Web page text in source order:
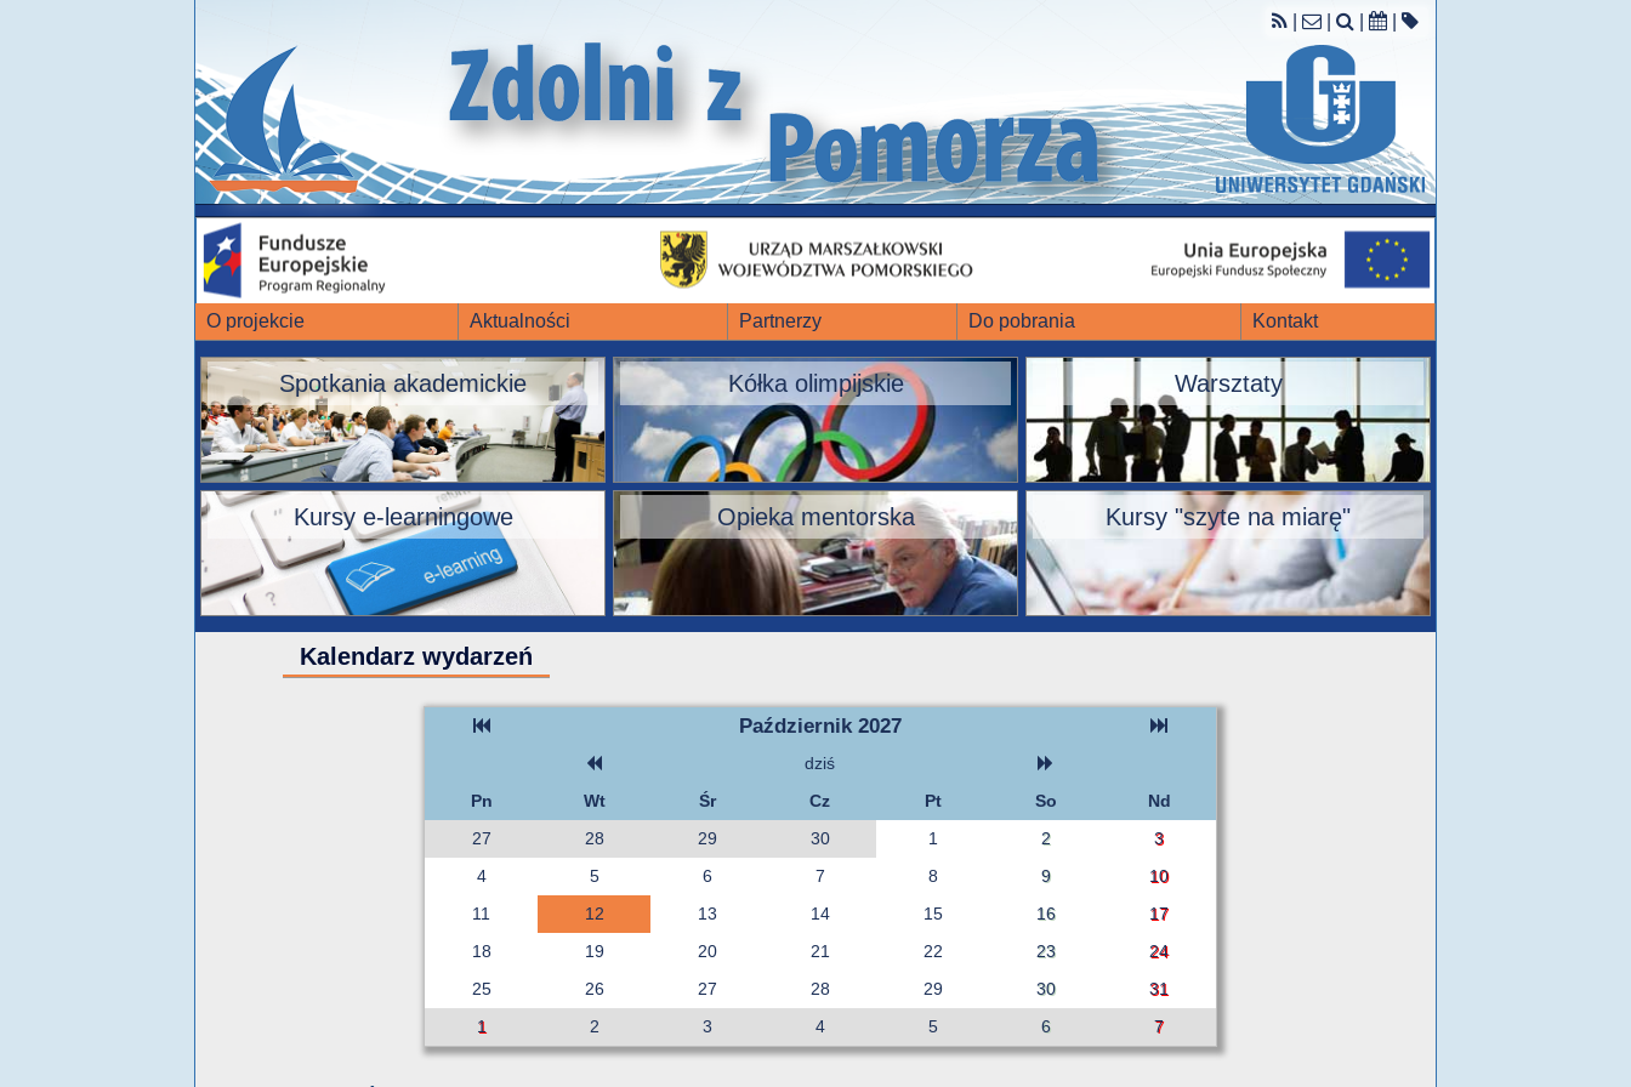
O projekcie Aktualności Partnerzy Do pobrania Kontakt
Spotkania akademickie Kółka olimpijskie Warsztaty
Kursy e-learningowe Opieka mentorska Kursy "szyte na miarę"
Kalendarz wydarzeń
Październik 2027
dziś
Pn
Wt Śr Cz Pt So
Nd
27
28 29 30 1 2
3
4
5 6 7 8 9
10
11
12 13 14 15 16
17
18
19 20 21 22 23
24
25
26 27 28 29 30
31
1
2 3 4 5 6 7